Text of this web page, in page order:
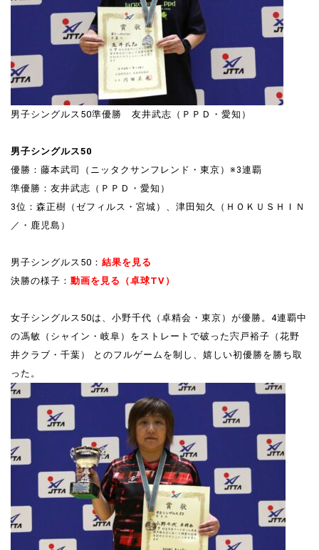
男子シングルス50準優勝 友井武志（ＰＰＤ・愛知）
男子シングルス50
優勝：藤本武司（ニッタクサンフレンド・東京）※3連覇
準優勝：友井武志（ＰＰＤ・愛知）
3位：森正樹（ゼフィルス・宮城）、津田知久（ＨＯＫＵＳＨＩＮ
／・鹿児島）
男子シングルス50： 結果を見る
決勝の様子： 動画を見る（卓球TV）
女子シングルス50は、小野千代（卓精会・東京）が優勝。4連覇中
の馮敏（シャイン・岐阜）をストレートで破った宍戸裕子（花野
井クラブ・千葉） とのフルゲームを制し、嬉しい初優勝を勝ち取
った。